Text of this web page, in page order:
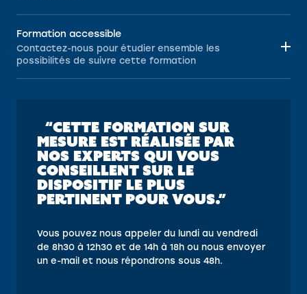
Formation accessible
Contactez-nous pour étudier ensemble les
possibilités de suivre cette formation
“CETTE FORMATION SUR
MESURE EST RÉALISÉE PAR
NOS EXPERTS QUI VOUS
CONSEILLENT SUR LE
DISPOSITIF LE PLUS
PERTINENT POUR VOUS.”
Vous pouvez nous appeler du lundi au vendredi
de 8h30 à 12h30 et de 14h à 18h ou nous envoyer
un e-mail et nous répondrons sous 48h.